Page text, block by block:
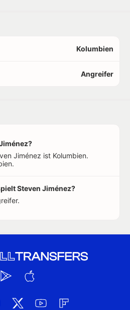
Kolumbien
Angreifer
Jiménez ist Kolumbien.
Steven Jiménez?